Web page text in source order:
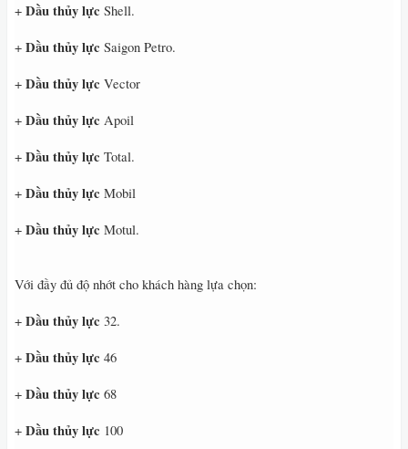
+ Dầu thủy lực Shell.
+ Dầu thủy lực Saigon Petro.
+ Dầu thủy lực Vector
+ Dầu thủy lực Apoil
+ Dầu thủy lực Total.
+ Dầu thủy lực Mobil
+ Dầu thủy lực Motul.
Với đầy đủ độ nhớt cho khách hàng lựa chọn:
+ Dầu thủy lực 32.
+ Dầu thủy lực 46
+ Dầu thủy lực 68
+ Dầu thủy lực 100